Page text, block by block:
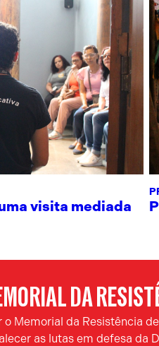
visita mediada
DA
o Memorial da Resistência
as lutas em defesa da